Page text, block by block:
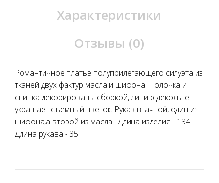
Характеристики
Отзывы (0)
Романтичное платье полуприлегающего силуэта из
тканей двух фактур масла и шифона. Полочка и
спинка декорированы сборкой, линию декольте
украшает съемный цветок. Рукав втачной, один из
шифона,а второй из масла. Длина изделия - 134
Длина рукава - 35